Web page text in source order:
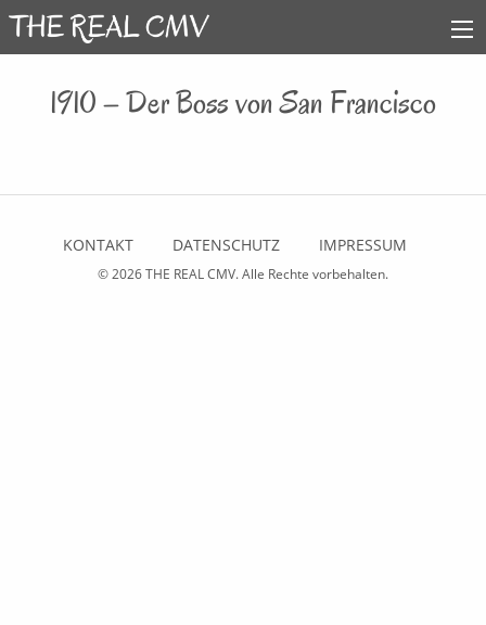
1910 – Der Boss von San Francisco
KONTAKT DATENSCHUTZ IMPRESSUM
© 2026THE REAL CMV. Alle Rechte vorbehalten.